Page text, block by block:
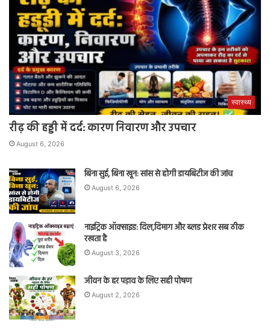
स्वास्थ्य
रीढ़ की हड्डी में दर्द: कारण निवारण और उपचार
August 6, 2026
बिना सुई, बिना खून: सांस से होगी डायबिटीज की जांच
August 6, 2026
नाइट्रिक ऑक्साइड: दिल,दिमाग और ब्लड प्रेशर सब ठीक
रखता है
August 3, 2026
जीवन के हर पड़ाव के लिए सही पोषण
August 2, 2026